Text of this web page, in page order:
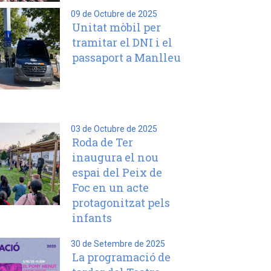
09 de Octubre de 2025
Unitat mòbil per
tramitar el DNI i el
passaport a Manlleu
03 de Octubre de 2025
Roda de Ter
inaugura el nou
espai del Peix de
Foc en un acte
protagonitzat pels
infants
30 de Setembre de 2025
La programació de